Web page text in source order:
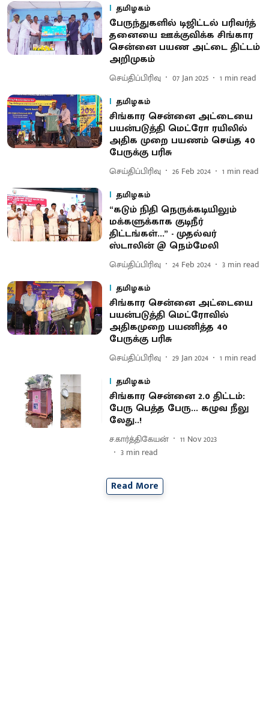
தமிழகம்
பேருந்​துகளில் டிஜிட்டல் பரிவர்த்​
தனையை ஊக்கு​விக்க சிங்கார
சென்னை பயண அட்டை திட்டம்
அறிமுகம்
செய்திப்பிரிவு 07 Jan 2025 1 min read
தமிழகம்
சிங்கார சென்னை அட்டையை
பயன்படுத்தி மெட்ரோ ரயிலில்
அதிக முறை பயணம் செய்த 40
பேருக்கு பரிசு
செய்திப்பிரிவு 26 Feb 2024 1 min read
தமிழகம்
“கடும் நிதி நெருக்கடியிலும்
மக்களுக்காக குடிநீர்
திட்டங்கள்...” - முதல்வர்
ஸ்டாலின் @ நெம்மேலி
செய்திப்பிரிவு 24 Feb 2024 3 min read
தமிழகம்
சிங்கார சென்னை அட்டையை
பயன்படுத்தி மெட்ரோவில்
அதிகமுறை பயணித்த 40
பேருக்கு பரிசு
செய்திப்பிரிவு 29 Jan 2024 1 min read
தமிழகம்
சிங்கார சென்னை 2.0 திட்டம்:
பேரு பெத்த பேரு... கழுவ நீலு
லேது..!
ச.கார்த்திகேயன்
11 Nov 2023
3 min read
Read More